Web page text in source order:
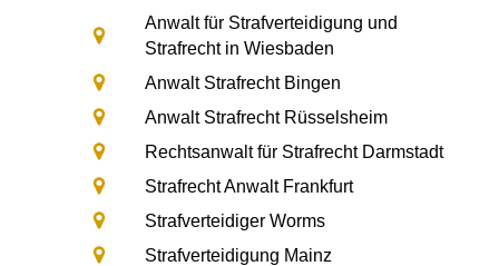
Anwalt für Strafverteidigung und
Strafrecht in Wiesbaden
Anwalt Strafrecht Bingen
Anwalt Strafrecht Rüsselsheim
Rechtsanwalt für Strafrecht Darmstadt
Strafrecht Anwalt Frankfurt
Strafverteidiger Worms
Strafverteidigung Mainz